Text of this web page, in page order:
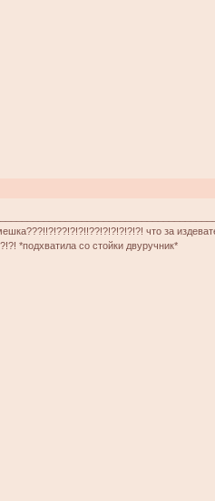
что за
*подхватила со стойки двуручник*